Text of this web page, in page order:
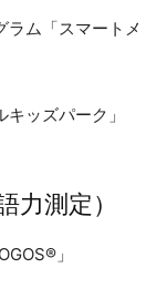
ラム「スマートメ
ッズパーク」
力測定）
」